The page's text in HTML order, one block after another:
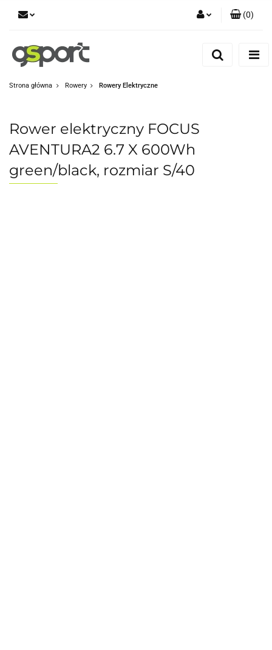
Dodaj zgłoszenie
(0)
Strona główna Rowery Rowery Elektryczne
Rower elektryczny FOCUS
AVENTURA2 6.7 X 600Wh
green/black, rozmiar S/40